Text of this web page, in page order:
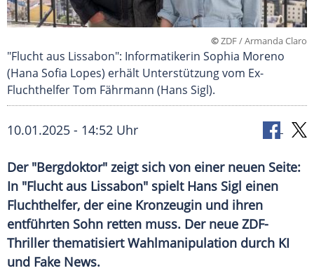
©ZDF / Armanda Claro
"Flucht aus Lissabon": Informatikerin Sophia Moreno
(Hana Sofia Lopes) erhält Unterstützung vom Ex-
Fluchthelfer Tom Fährmann (Hans Sigl).
10.01.2025 - 14:52 Uhr
Der "Bergdoktor" zeigt sich von einer neuen Seite:
In "Flucht aus Lissabon" spielt Hans Sigl einen
Fluchthelfer, der eine Kronzeugin und ihren
entführten Sohn retten muss. Der neue ZDF-
Thriller thematisiert Wahlmanipulation durch KI
und Fake News.